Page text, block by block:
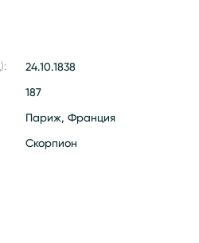
24.10.1838
187
Париж, Франция
Скорпион